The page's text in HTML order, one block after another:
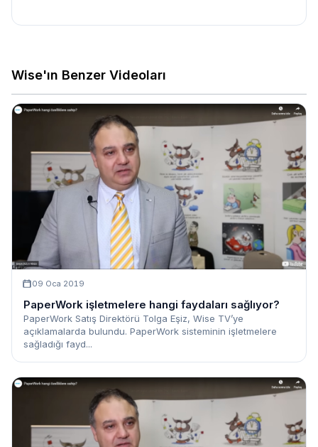
Wise'ın Benzer Videoları
09 Oca 2019
PaperWork işletmelere hangi faydaları sağlıyor?
PaperWork Satış Direktörü Tolga Eşiz, Wise TV’ye
açıklamalarda bulundu. PaperWork sisteminin işletmelere
sağladığı fayd...